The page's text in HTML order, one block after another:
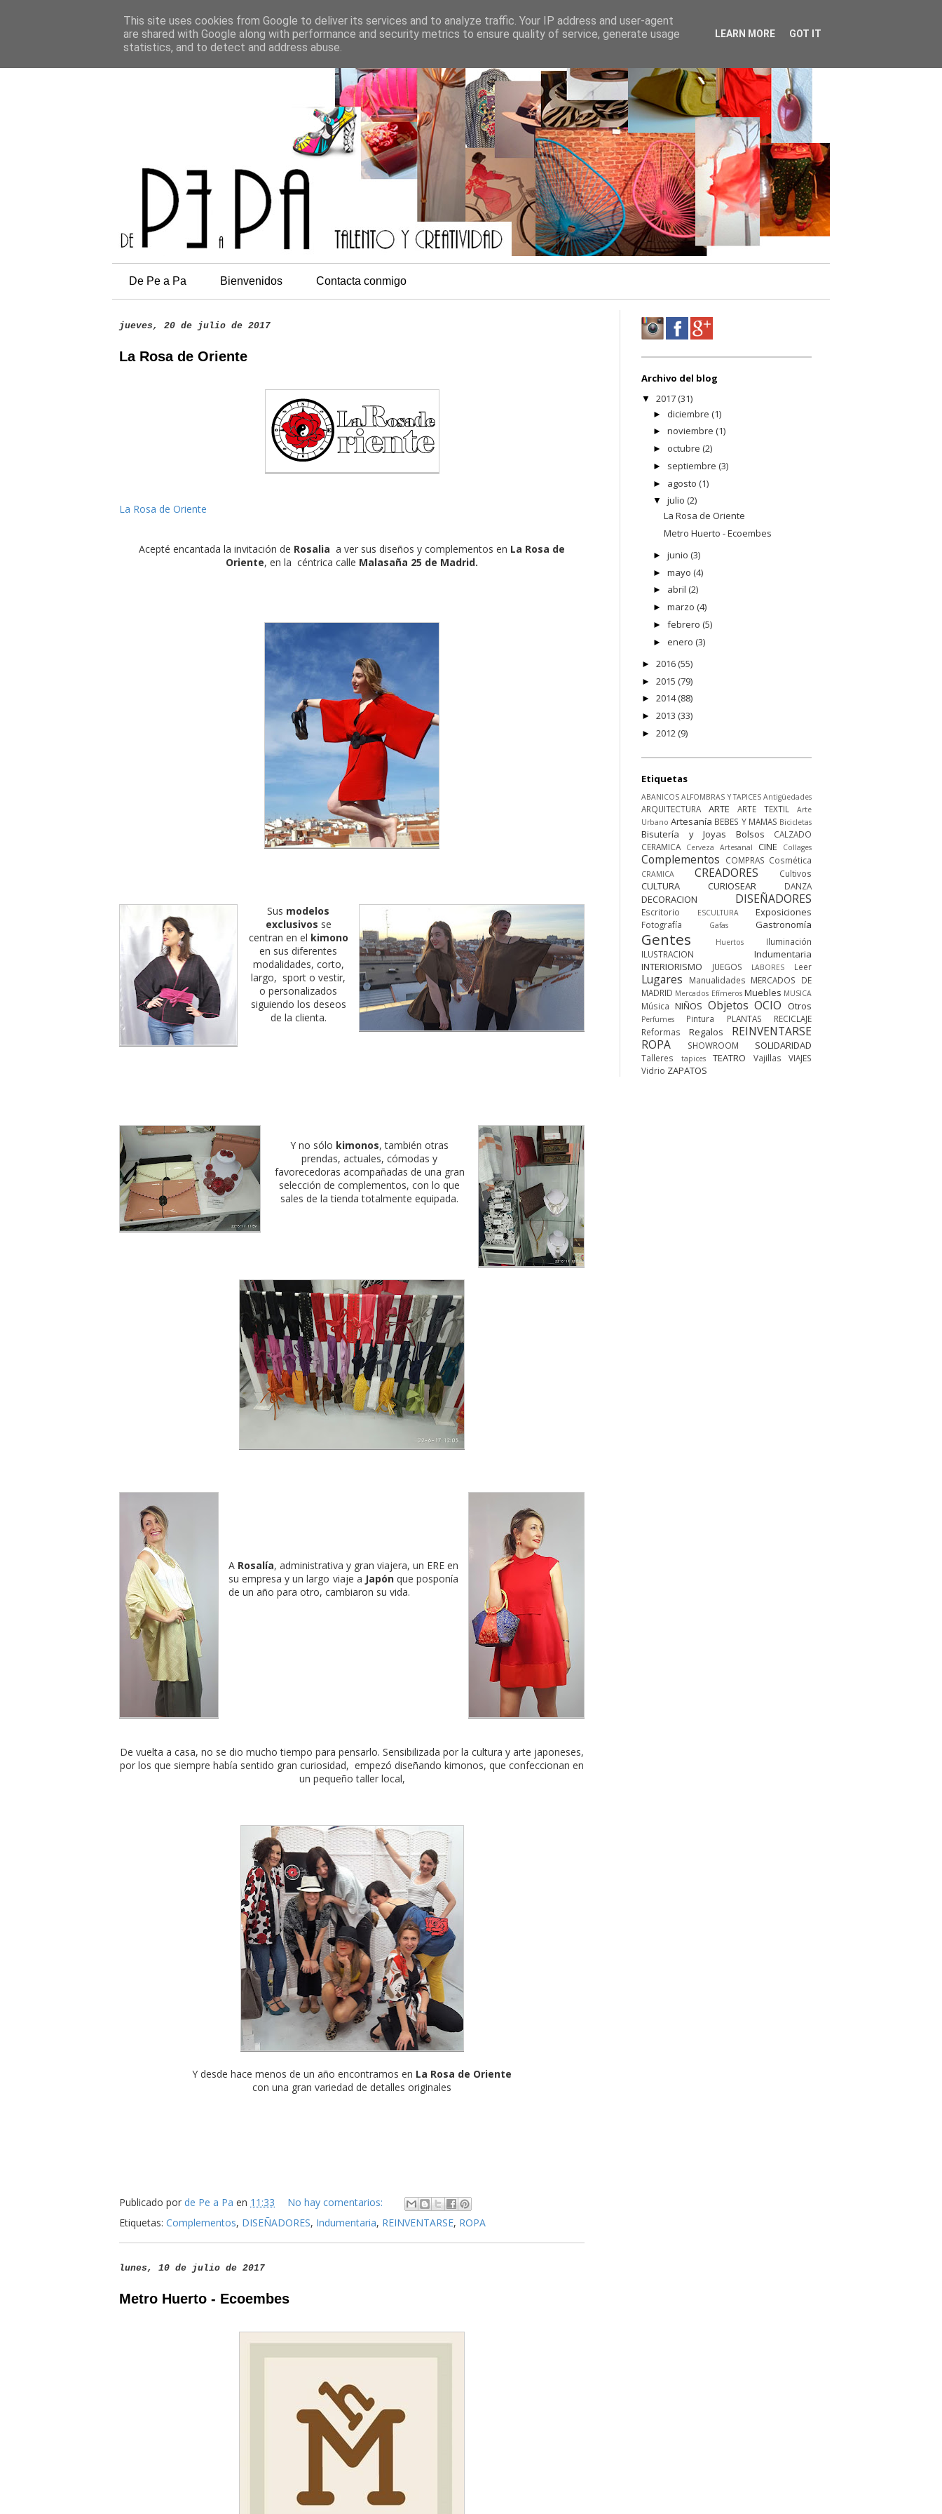
De Pe a Pa Bienvenidos Contacta conmigo
jueves, 20 de julio de 2017
La Rosa de Oriente
La Rosa de Oriente
Acepté encantada la invitación de Rosalia a ver sus diseños y complementos en La Rosa de
Oriente, en la céntrica calle Malasaña 25 de Madrid.
Sus modelos
exclusivos se
centran en el kimono
en sus diferentes
modalidades, corto,
largo, sport o vestir,
o personalizados
siguiendo los deseos
de la clienta.
Y no sólo kimonos, también otras
prendas, actuales, cómodas y
favorecedoras acompañadas de una gran
selección de complementos, con lo que
sales de la tienda totalmente equipada.
A Rosalía, administrativa y gran viajera, un ERE en
su empresa y un largo viaje a Japónque posponía
de un año para otro, cambiaron su vida.
De vuelta a casa, no se dio mucho tiempo para pensarlo. Sensibilizada por la cultura y arte japoneses,
por los que siempre había sentido gran curiosidad, empezó diseñando kimonos, que confeccionan en
un pequeño taller local,
Y desde hace menos de un año encontramos en La Rosa de Oriente
con una gran variedad de detalles originales
Publicado por de Pe a Pa en 11:33
No hay comentarios:
Etiquetas: Complementos, DISEÑADORES, Indumentaria, REINVENTARSE, ROPA
lunes, 10 de julio de 2017
Metro Huerto - Ecoembes
Archivo del blog
▼ 2017(31)
► diciembre (1)
► noviembre (1)
► octubre (2)
► septiembre (3)
► agosto (1)
▼ julio (2)
La Rosa de Oriente
Metro Huerto - Ecoembes
► junio (3)
► mayo (4)
► abril (2)
► marzo (4)
► febrero (5)
► enero (3)
► 2016(55)
► 2015 (79)
► 2014(88)
► 2013 (33)
► 2012(9)
Etiquetas
ABANICOS ALFOMBRAS Y TAPICES Antigüedades
ARQUITECTURA ARTE ARTE TEXTIL
Arte
Urbano Artesanía BEBES Y MAMAS Bicicletas
Bisutería y Joyas Bolsos
CALZADO
CERAMICA
Cerveza Artesanal CINE Collages
Complementos COMPRAS Cosmética
CRAMICA CREADORES Cultivos
CULTURA CURIOSEAR DANZA
DECORACION DISEÑADORES
Escritorio ESCULTURA Exposiciones
Fotografía Gafas Gastronomía
Gentes Huertos
Iluminación
ILUSTRACION
Indumentaria
INTERIORISMO
JUEGOS LABORES Leer
Lugares Manualidades MERCADOS DE
MADRID Mercados Efímeros Muebles MUSICA
Música NIÑOS Objetos OCIO Otros
Perfumes Pintura PLANTAS
RECICLAJE
Reformas
Regalos
REINVENTARSE
ROPA
SHOWROOM SOLIDARIDAD
Talleres tapices TEATRO Vajillas
VIAJES
Vidrio ZAPATOS
This site uses cookies from Google to deliver its services and to analyze traffic. Your IP address and user-agent
are shared with Google along with performance and security metrics to ensure quality of service, generate usage
statistics, and to detect and address abuse.
LEARN MORE GOT IT